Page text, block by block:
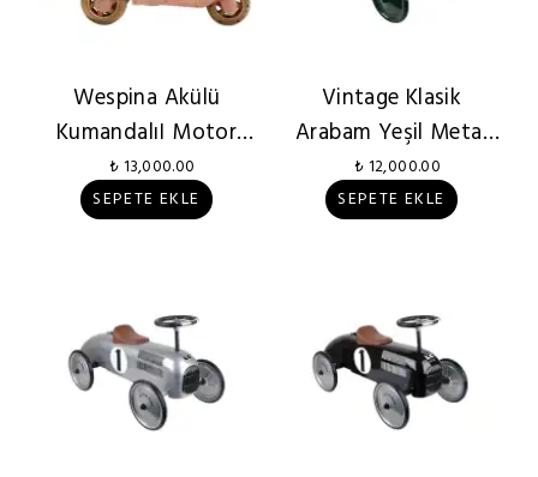
Wespina Akülü
KumandalıI Motor
Kutulu
₺ 13,000.00
SEPETE EKLE
Vintage Klasik
Arabam Yeşil Metal
Çek Bırak
₺ 12,000.00
SEPETE EKLE